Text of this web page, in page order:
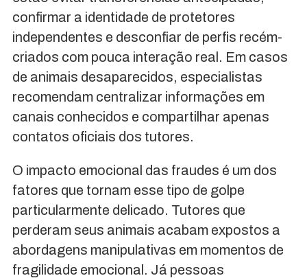
confirmar a identidade de protetores
independentes e desconfiar de perfis recém-
criados com pouca interação real. Em casos
de animais desaparecidos, especialistas
recomendam centralizar informações em
canais conhecidos e compartilhar apenas
contatos oficiais dos tutores.
O impacto emocional das fraudes é um dos
fatores que tornam esse tipo de golpe
particularmente delicado. Tutores que
perderam seus animais acabam expostos a
abordagens manipulativas em momentos de
fragilidade emocional. Já pessoas